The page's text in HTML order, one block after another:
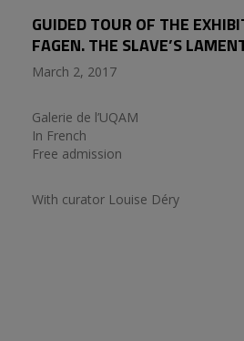
GUIDED TOUR OF THE
FAGEN. THE SLAVE’S
March 2, 2017
Galerie de l’UQAM
In French
Free admission
With curator Louise Déry